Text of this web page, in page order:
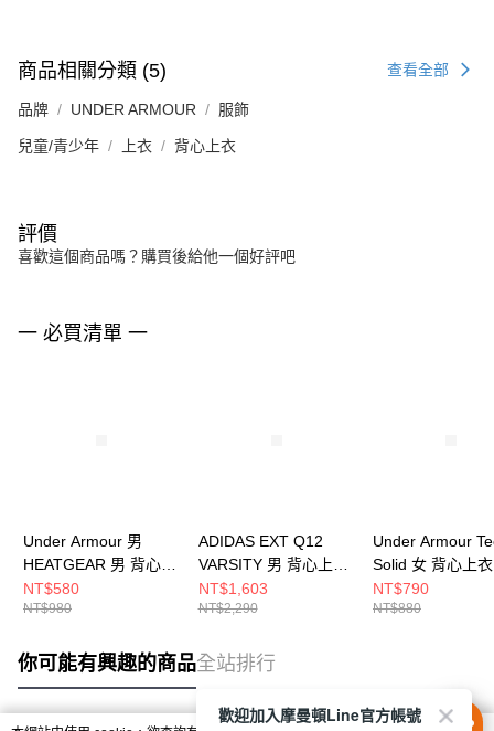
商品相關分類 (5) 查看全部
品牌 UNDER ARMOUR 服飾
兒童/青少年 上衣 背心上衣
評價
喜歡這個商品嗎？購買後給他一個好評吧
一 必買清單 一
Under Armour 男
HEATGEAR 男 背心上
衣 1368352-001
NT$580
NT$980
ADIDAS EXT Q12
VARSITY 男 背心上衣
JP1003
NT$1,603
NT$2,290
Under Armour
Solid 女 背心上衣
1383655-669
NT$790
NT$880
你可能有興趣的商品全站排行
歡迎加入摩曼頓Line官方帳號